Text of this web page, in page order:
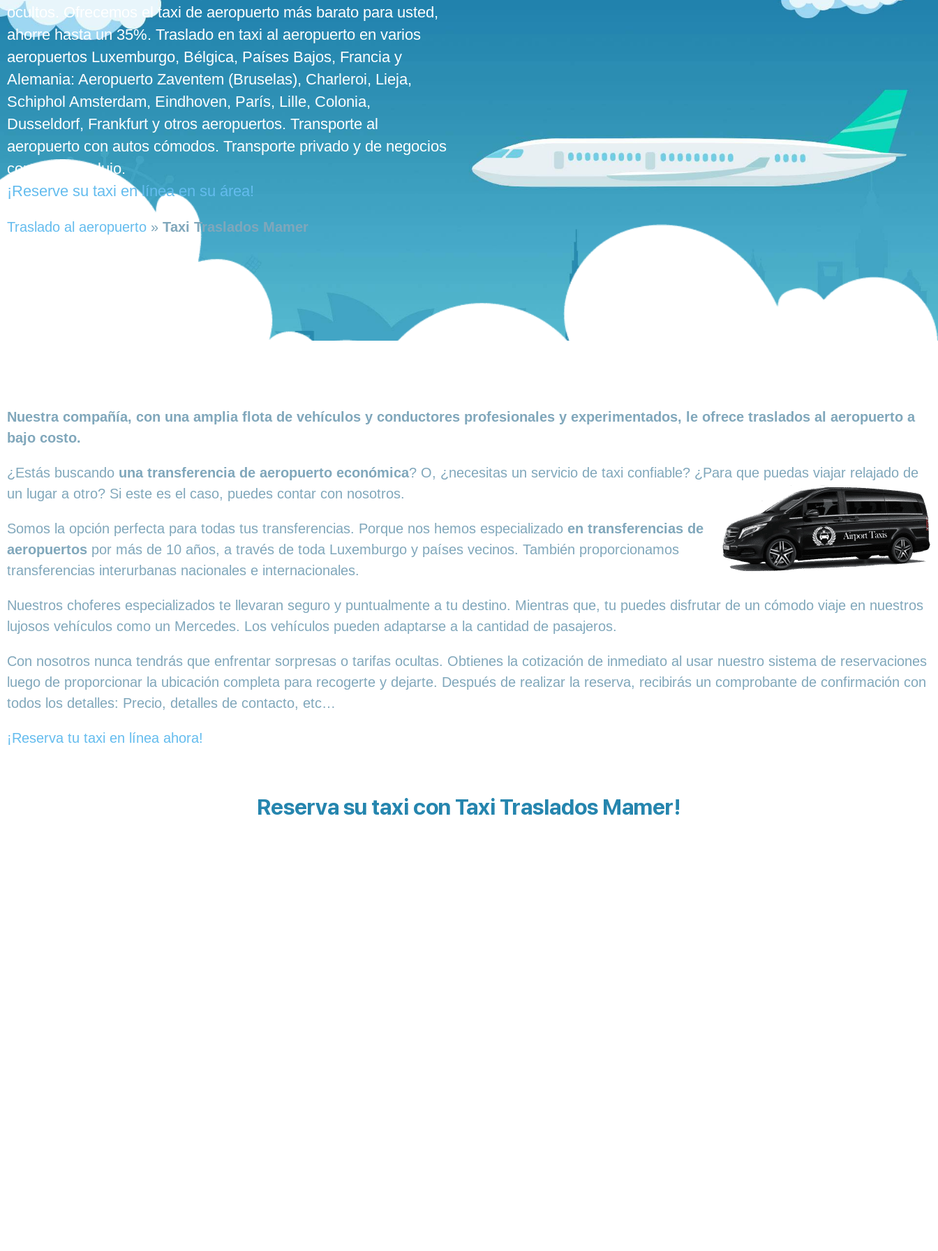
ocultos. Ofrecemos el taxi de aeropuerto más barato para usted,
ahorre hasta un 35%. Traslado en taxi al aeropuerto en varios
aeropuertos Luxemburgo, Bélgica, Países Bajos, Francia y
Alemania: Aeropuerto Zaventem (Bruselas), Charleroi, Lieja,
Schiphol Amsterdam, Eindhoven, París, Lille, Colonia,
Dusseldorf, Frankfurt y otros aeropuertos. Transporte al
aeropuerto con autos cómodos. Transporte privado y de negocios
con autos de lujo.
¡Reserve su taxi en línea en su área!
Traslado al aeropuerto » Taxi Traslados Mamer
Nuestra compañía, con una amplia flota de vehículos y conductores profesionales y experimentados, le ofrece traslados al aeropuerto a
bajo costo.
¿Estás buscando una transferencia de aeropuerto económica? O, ¿necesitas un servicio de taxi confiable? ¿Para que puedas viajar relajado de
un lugar a otro? Si este es el caso, puedes contar con nosotros.
Somos la opción perfecta para todas tus transferencias. Porque nos hemos especializado en transferencias de
aeropuertos por más de 10 años, a través de toda Luxemburgo y países vecinos. También proporcionamos
transferencias interurbanas nacionales e internacionales.
Nuestros choferes especializados te llevaran seguro y puntualmente a tu destino. Mientras que, tu puedes disfrutar de un cómodo viaje en nuestros
lujosos vehículos como un Mercedes. Los vehículos pueden adaptarse a la cantidad de pasajeros.
Con nosotros nunca tendrás que enfrentar sorpresas o tarifas ocultas. Obtienes la cotización de inmediato al usar nuestro sistema de reservaciones
luego de proporcionar la ubicación completa para recogerte y dejarte. Después de realizar la reserva, recibirás un comprobante de confirmación con
todos los detalles: Precio, detalles de contacto, etc…
¡Reserva tu taxi en línea ahora!
Reserva su taxi con Taxi Traslados Mamer!